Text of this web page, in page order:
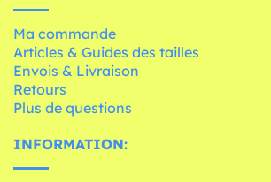
Ma commande
Articles & Guides des tailles
Envois & Livraison
Retours
Plus de questions
INFORMATION: